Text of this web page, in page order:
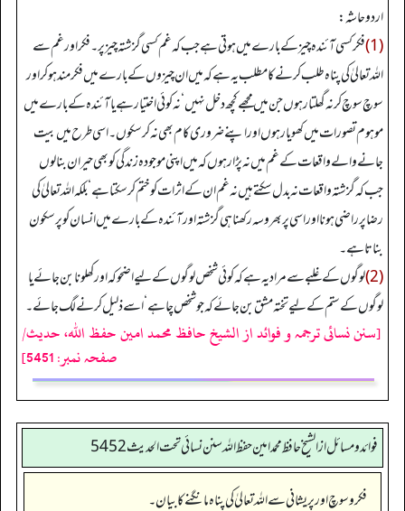
اردو حاشہ:
(1) فکر کسی آئندہ چیز کے بارے میں ہوتی ہے جب کہ غم کسی گزشتہ چیز پر۔ فکر اور غم سے
اللہ تعالیٰ کی پناہ طلب کرنے کا مطلب یہ ہے کہ میں ان چیزوں کے بارے میں فکر مند ہوکر اور
سوچ سوچ کر نہ گھلتا رہوں جن میں مجھے کچھ دخل نہیں‘ نہ کوئی اختیار ہے یا آئندہ کے بارے میں
موہوم تصورات میں کھویا رہوں اور اپنے ضروری کام بھی نہ کر سکوں۔ اسی طرح میں بیت
جانے والے واقعات کے غم میں نہ پڑا رہوں کہ میں اپنی موجودہ زندگی کو بھی حیران بنا لوں
جب کہ گزشتہ واقعات نہ بدل سکتے ہیں نہ غم ان کے اثرات کو ختم کرسکتا ہے‘ بلکہ اللہ تعالیٰ کی
رضا پر راضی ہونا اور اسی پر بھروسہ رکھنا ہی گزشتہ اور آئندہ کے بارے میں انسان کو پر سکون
بناتا ہے۔
(2) لوگوں کے غلبے سے مراد یہ ہے کہ کوئی شخص لوگوں کے لیے اضحوکہ اور کھلونا بن جائے یا
لوگوں کے ستم کے لیے تختہ مشق بن جائے کہ جو شخص چاہے‘ اسے ذلیل کرنے لگ جائے۔
[سنن نسائی ترجمہ و فوائد از الشیخ حافظ محمد امین حفظ اللہ، حدیث/
صفحہ نمبر: 5451]
فوائد ومسائل از الشيخ حافظ محمد امين حفظ الله سنن نسائي تحت الحديث5452
فکر و سوچ اور پریشانی سے اللہ تعالیٰ کی پناہ مانگنے کا بیان۔